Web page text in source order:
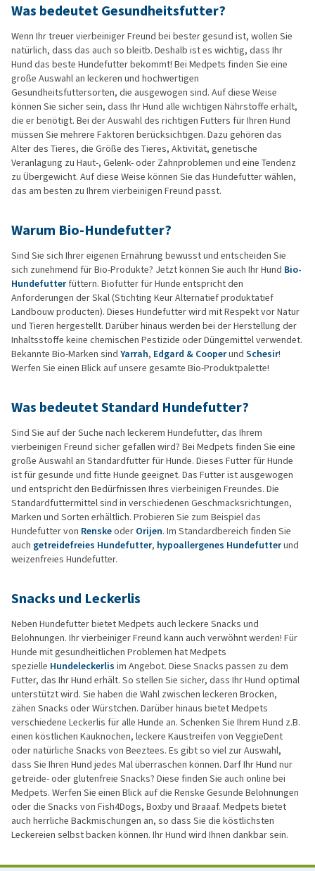
Was bedeutet Gesundheitsfutter?
Wenn Ihr treuer vierbeiniger Freund bei bester gesund ist, wollen Sie
natürlich, dass das auch so bleitb. Deshalb ist es wichtig, dass Ihr
Hund das beste Hundefutter bekommt! Bei Medpets finden Sie eine
große Auswahl an leckeren und hochwertigen
Gesundheitsfuttersorten, die ausgewogen sind. Auf diese Weise
können Sie sicher sein, dass Ihr Hund alle wichtigen Nährstoffe erhält,
die er benötigt. Bei der Auswahl des richtigen Futters für Ihren Hund
müssen Sie mehrere Faktoren berücksichtigen. Dazu gehören das
Alter des Tieres, die Größe des Tieres, Aktivität, genetische
Veranlagung zu Haut-, Gelenk- oder Zahnproblemen und eine Tendenz
zu Übergewicht. Auf diese Weise können Sie das Hundefutter wählen,
das am besten zu Ihrem vierbeinigen Freund passt.
Warum Bio-Hundefutter?
Sind Sie sich Ihrer eigenen Ernährung bewusst und entscheiden Sie
sich zunehmend für Bio-Produkte? Jetzt können Sie auch Ihr Hund Bio-
Hundefutterfüttern. Biofutter für Hunde entspricht den
Anforderungen der Skal (Stichting Keur Alternatief produktatief
Landbouw producten). Dieses Hundefutter wird mit Respekt vor Natur
und Tieren hergestellt. Darüber hinaus werden bei der Herstellung der
Inhaltsstoffe keine chemischen Pestizide oder Düngemittel verwendet.
Bekannte Bio-Marken sind Yarrah, Edgard & Cooperund Schesir!
Werfen Sie einen Blick auf unsere gesamte Bio-Produktpalette!
Was bedeutet Standard Hundefutter?
Sind Sie auf der Suche nach leckerem Hundefutter, das Ihrem
vierbeinigen Freund sicher gefallen wird? Bei Medpets finden Sie eine
große Auswahl an Standardfutter für Hunde. Dieses Futter für Hunde
ist für gesunde und fitte Hunde geeignet. Das Futter ist ausgewogen
und entspricht den Bedürfnissen Ihres vierbeinigen Freundes. Die
Standardfuttermittel sind in verschiedenen Geschmacksrichtungen,
Marken und Sorten erhältlich. Probieren Sie zum Beispiel das
Hundefutter von Renskeoder Orijen. Im Standardbereich finden Sie
auch getreidefreies Hundefutter, hypoallergenes Hundefutterund
weizenfreies Hundefutter.
Snacks und Leckerlis
Neben Hundefutter bietet Medpets auch leckere Snacks und
Belohnungen. Ihr vierbeiniger Freund kann auch verwöhnt werden! Für
Hunde mit gesundheitlichen Problemen hat Medpets
spezielle Hundeleckerlis im Angebot. Diese Snacks passen zu dem
Futter, das Ihr Hund erhält. So stellen Sie sicher, dass Ihr Hund optimal
unterstützt wird. Sie haben die Wahl zwischen leckeren Brocken,
zähen Snacks oder Würstchen. Darüber hinaus bietet Medpets
verschiedene Leckerlis für alle Hunde an. Schenken Sie Ihrem Hund z.B.
einen köstlichen Kauknochen, leckere Kaustreifen von VeggieDent
oder natürliche Snacks von Beeztees. Es gibt so viel zur Auswahl,
dass Sie Ihren Hund jedes Mal überraschen können. Darf Ihr Hund nur
getreide- oder glutenfreie Snacks? Diese finden Sie auch online bei
Medpets. Werfen Sie einen Blick auf die Renske Gesunde Belohnungen
oder die Snacks von Fish4Dogs, Boxby und Braaaf. Medpets bietet
auch herrliche Backmischungen an, so dass Sie die köstlichsten
Leckereien selbst backen können. Ihr Hund wird Ihnen dankbar sein.